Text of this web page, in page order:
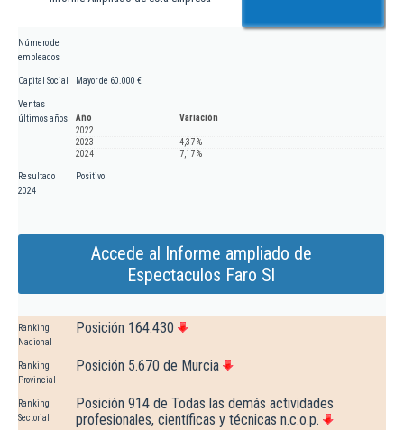
Número de
empleados
Capital Social Mayor de 60.000 €
Ventas
últimos años
Año
Variación
2022
2023
4,37 %
2024
7,17 %
Resultado
2024
Positivo
Accede al Informe ampliado de
Espectaculos Faro Sl
Ranking
Nacional
Posición 164.430
Ranking
Provincial
Posición 5.670 de Murcia
Ranking
Sectorial
Posición 914 de Todas las demás actividades
profesionales, científicas y técnicas n.c.o.p.